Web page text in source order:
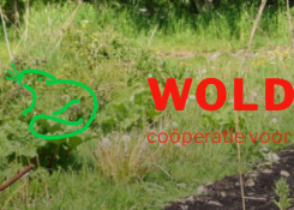
coöperatie voor